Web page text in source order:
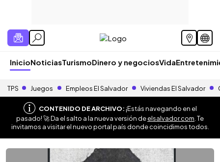
InicioNoticiasTurismoDinero y negociosVida
TPS Juegos Empleos El Salvador Viviendas El Salvador
CONTENIDO DE ARCHIVO:¡Estás navegando en el
pasado! 🚀 Da el salto a la nueva versión deelsalvador.com . Te
invitamos a visitar el nuevo portal país donde coincidimos todos.